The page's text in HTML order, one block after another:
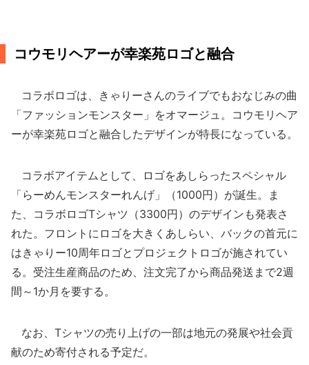
コウモリヘアーが幸楽苑ロゴと融合
コラボロゴは、きゃりーさんのライブでもおなじみの曲
「ファッションモンスター」をオマージュ。コウモリヘア
ーが幸楽苑ロゴと融合したデザインが特長になっている。
コラボアイテムとして、ロゴをあしらったスペシャル
「らーめんモンスターれんげ」（1000円）が誕生。ま
た、コラボロゴTシャツ（3300円）のデザインも発表さ
れた。フロントにロゴを大きくあしらい、バックの首元に
はきゃりー10周年ロゴとプロジェクトロゴが施されてい
る。受注生産商品のため、注文完了から商品発送まで2週
間～1か月を要する。
なお、Tシャツの売り上げの一部は地元の発展や社会貢
献のため寄付される予定だ。